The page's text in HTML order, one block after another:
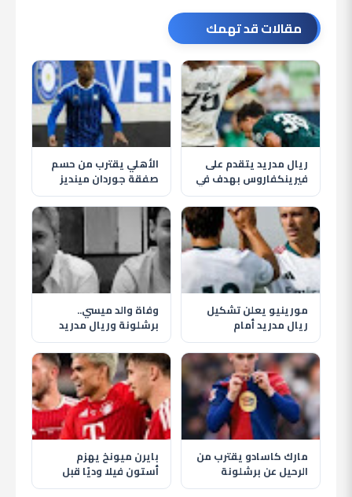
مقالات قد تهمك
ريال مدريد يتقدم على
فيرينكفاروس بهدف في
الشوط الأول وريفاس
يسجل
الأهلي يقترب من حسم
صفقة جوردان مينديز
لتدعيم خط الوسط في
الصيف
مورينيو يعلن تشكيل
ريال مدريد أمام
فيرينكفاروس وظهور
إندريك أساسيًا
وفاة والد ميسي..
برشلونة وريال مدريد
يقدمان التعازي
لأسطورة الأرجنتين
مارك كاسادو يقترب من
الرحيل عن برشلونة
والهلال يترقب حسم
بايرن ميونخ يهزم
أستون فيلا وديًا قبل
انطلاق الموسم الجديد